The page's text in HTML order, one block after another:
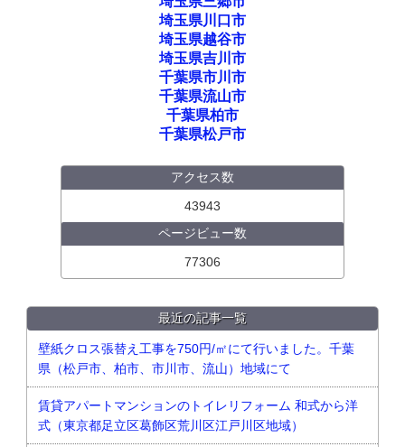
埼玉県川口市
埼玉県越谷市
埼玉県吉川市
千葉県市川市
千葉県流山市
千葉県柏市
千葉県松戸市
アクセス数
43943
ページビュー数
77306
最近の記事一覧
壁紙クロス張替え工事を750円/㎡にて行いました。千葉
県（松戸市、柏市、市川市、流山）地域にて
賃貸アパートマンションのトイレリフォーム 和式から洋
式（東京都足立区葛飾区荒川区江戸川区地域）